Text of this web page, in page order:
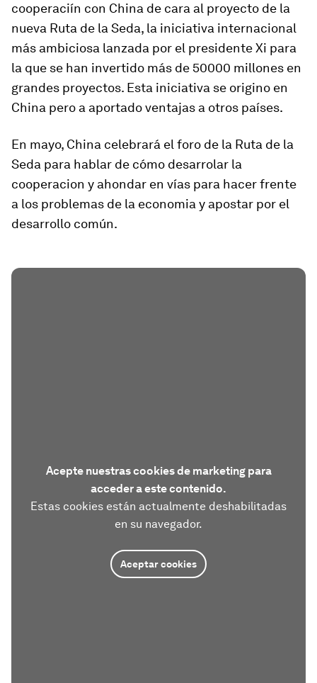
cooperaciín con China de cara al proyecto de la
nueva Ruta de la Seda, la iniciativa internacional
más ambiciosa lanzada por el presidente Xi para
la que se han invertido más de 50000 millones en
grandes proyectos. Esta iniciativa se origino en
China pero a aportado ventajas a otros países.
En mayo, China celebrará el foro de la Ruta de la
Seda para hablar de cómo desarrolar la
cooperacion y ahondar en vías para hacer frente
a los problemas de la economia y apostar por el
desarrollo común.
Acepte nuestras cookies de marketing para
acceder a este contenido.
Estas cookies están actualmente deshabilitadas
en su navegador.
Aceptar cookies